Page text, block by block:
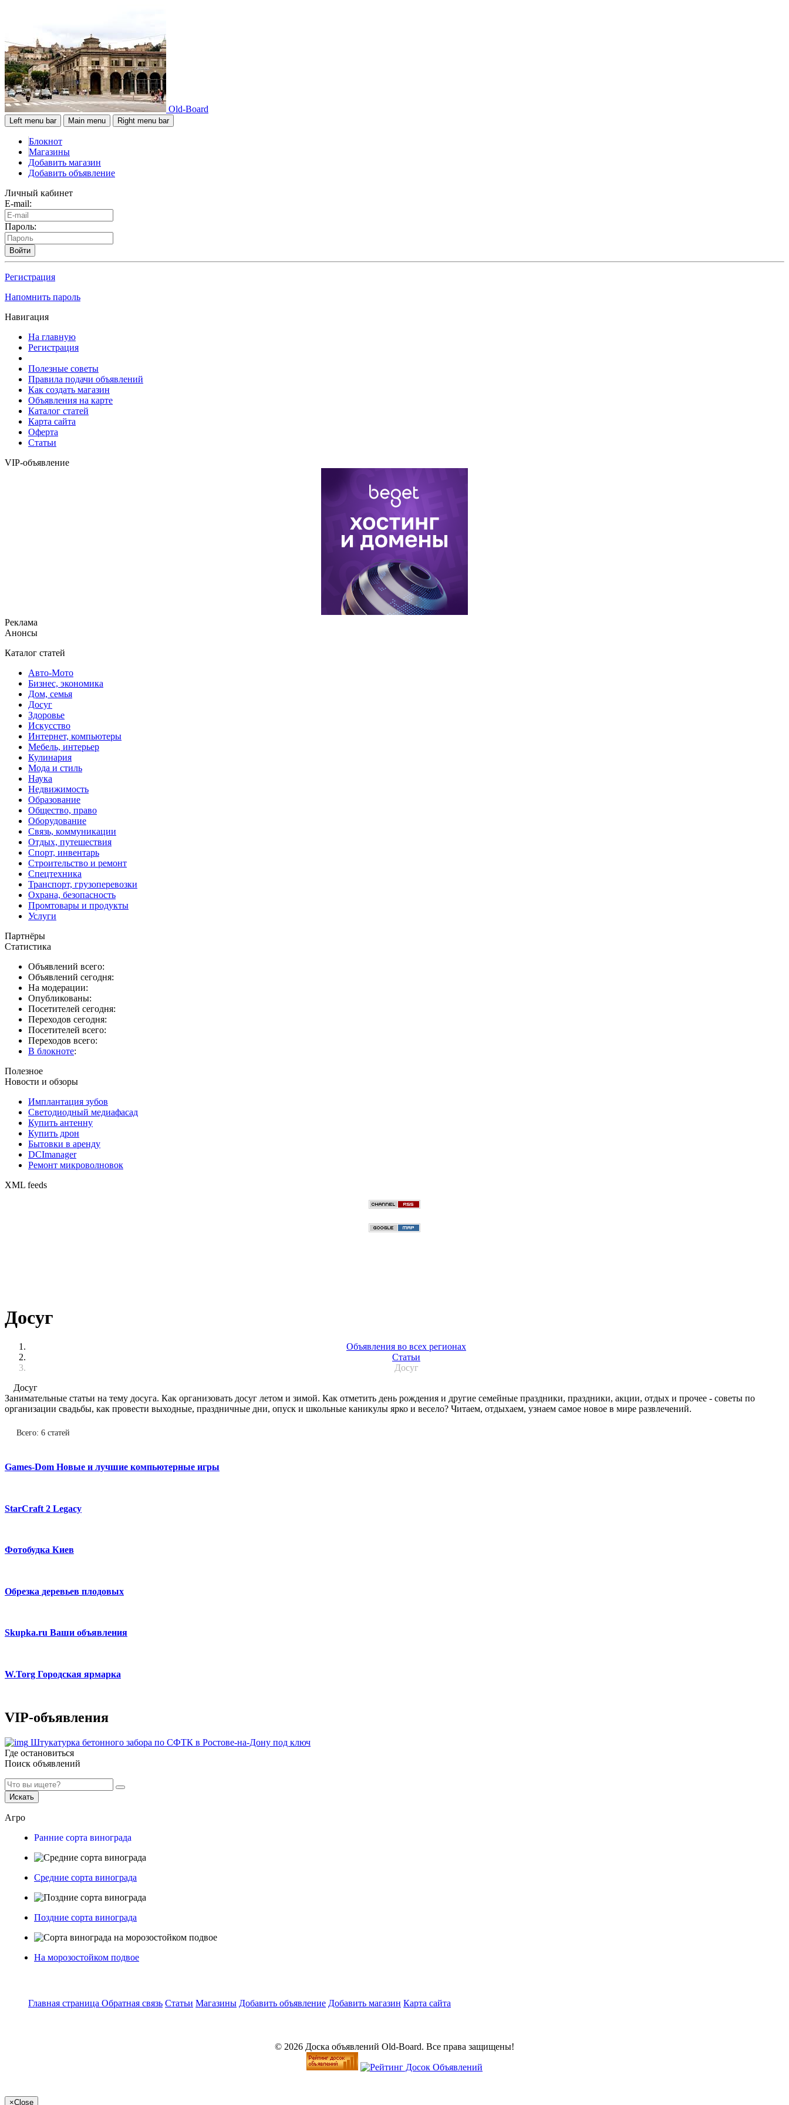
Old-Board
Left menu bar Main menu Right menu bar
Блокнот
Магазины
Добавить магазин
Добавить объявление
Личный кабинет
E-mail:
Пароль:
Войти
Регистрация
Напомнить пароль
Навигация
На главную
Регистрация
Полезные советы
Правила подачи объявлений
Как создать магазин
Объявления на карте
Каталог статей
Карта сайта
Оферта
Статьи
VIP-объявление
Реклама
Анонсы
Каталог статей
Авто-Мото
Бизнес, экономика
Дом, семья
Досуг
Здоровье
Искусство
Интернет, компьютеры
Мебель, интерьер
Кулинария
Мода и стиль
Наука
Недвижимость
Образование
Общество, право
Оборудование
Связь, коммуникации
Отдых, путешествия
Спорт, инвентарь
Строительство и ремонт
Спецтехника
Транспорт, грузоперевозки
Охрана, безопасность
Промтовары и продукты
Услуги
Партнёры
Статистика
Объявлений всего:
Объявлений сегодня:
На модерации:
Опубликованы:
Посетителей сегодня:
Переходов сегодня:
Посетителей всего:
Переходов всего:
В блокноте:
Полезное
Новости и обзоры
Имплантация зубов
Светодиодный медиафасад
Купить антенну
Купить дрон
Бытовки в аренду
DCImanager
Ремонт микроволновок
XML feeds
Досуг
Объявления во всех регионах
Статьи
Досуг
Досуг
Занимательные статьи на тему досуга. Как организовать досуг летом и зимой. Как отметить день рождения и другие семейные праздники, праздники, акции, отдых и прочее - советы по
организации свадьбы, как провести выходные, праздничные дни, опуск и школьные каникулы ярко и весело? Читаем, отдыхаем, узнаем самое новое в мире развлечений.
Всего: 6 статей
Games-Dom Новые и лучшие компьютерные игры
StarCraft 2 Legacy
Фотобудка Киев
Обрезка деревьев плодовых
Skupka.ru Ваши объявления
W.Torg Городская ярмарка
VIP-объявления
Штукатурка бетонного забора по СФТК в Ростове-на-Дону под ключ
Где остановиться
Поиск объявлений
Искать
Агро
Ранние сорта винограда
Средние сорта винограда
Поздние сорта винограда
На морозостойком подвое
Главная страница Обратная связь Статьи Магазины Добавить объявление Добавить магазин Карта сайта
© 2026 Доска объявлений Old-Board. Все права защищены!
×Close